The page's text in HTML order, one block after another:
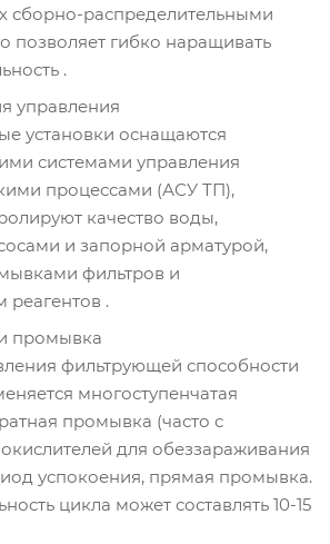
сборно-распределительными
позволяет гибко наращивать
.
управления
установки оснащаются
системами управления
процессами (АСУ ТП),
качество воды,
и запорной арматурой,
фильтров и
реагентов .
промывка
фильтрующей способности
многоступенчатая
промывка (часто с
для обеззараживания
успокоения, прямая промывка.
цикла может составлять 10-15